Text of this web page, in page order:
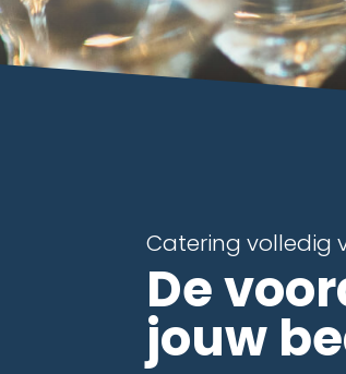
Catering volledig
De
jouw